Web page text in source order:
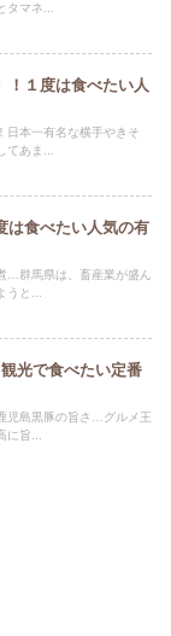
タマネ...
！１度は食べたい人
日本一有名な横手やきそ
てあま...
は食べたい人気の有
…群馬県は、畜産業が盛ん
うと...
光で食べたい定番
児島黒豚の旨さ…グルメ王
旨...